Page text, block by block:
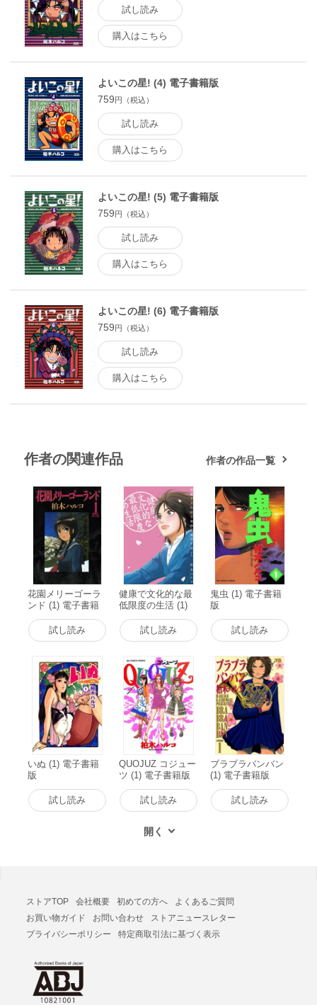
試し読み
購入はこちら
よいこの星! (4) 電子書籍版
759円（税込）
試し読み
購入はこちら
よいこの星! (5) 電子書籍版
759円（税込）
試し読み
購入はこちら
よいこの星! (6) 電子書籍版
759円（税込）
試し読み
購入はこちら
作者の関連作品 作者の作品一覧
花園メリーゴーラ
ンド (1) 電子書籍
試し読み
健康で文化的な最
低限度の生活 (1)
電子書籍版
試し読み
鬼虫 (1) 電子書籍
版
試し読み
いぬ (1) 電子書籍
版
試し読み
QUOJUZ コジュー
ツ (1) 電子書籍版
試し読み
ブラブラバンバン
(1) 電子書籍版
試し読み
ストアTOP 会社概要 初めての方へ
よくあるご質問
お買い物ガイド
お問い合わせ
ストアニュースレター
プライバシーポリシー
特定商取引法に基づく表示